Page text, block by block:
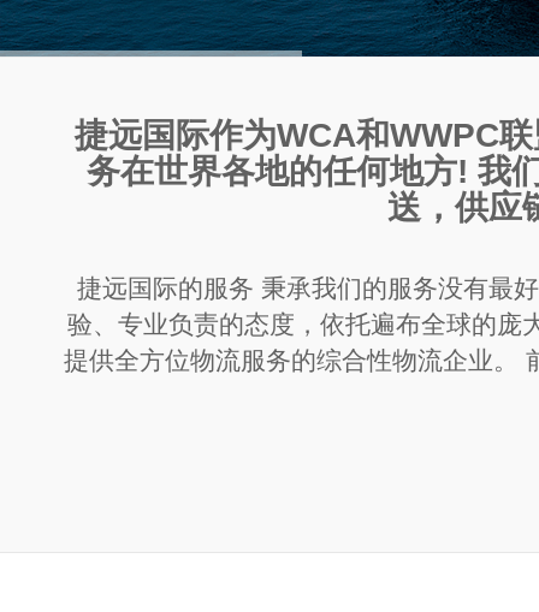
捷远国际作为WCA和WWPC
务在世界各地的任何地方! 我
送，供应
捷远国际的服务 秉承我们的服务没有最
验、专业负责的态度，依托遍布全球的庞
提供全方位物流服务的综合性物流企业。